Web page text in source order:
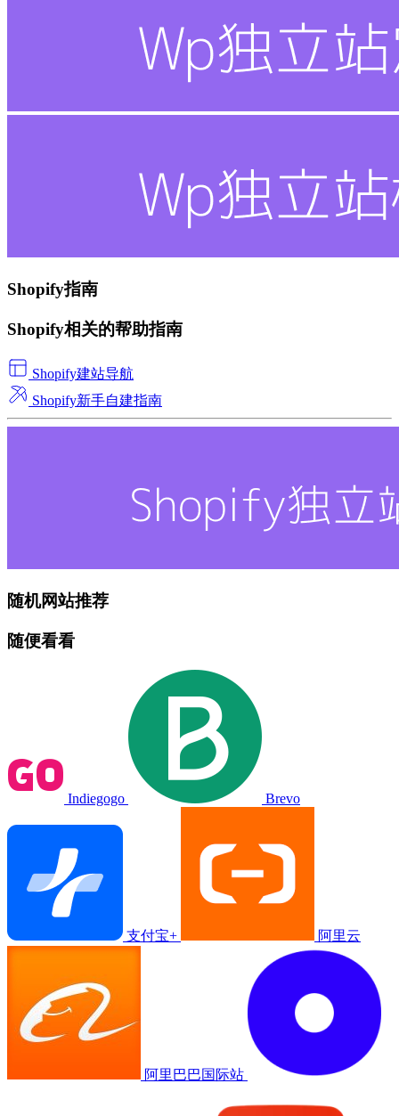
Shopify指南
Shopify相关的帮助指南
Shopify建站导航
Shopify新手自建指南
随机网站推荐
随便看看
Indiegogo Brevo
支付宝+ 阿里云
阿里巴巴国际站